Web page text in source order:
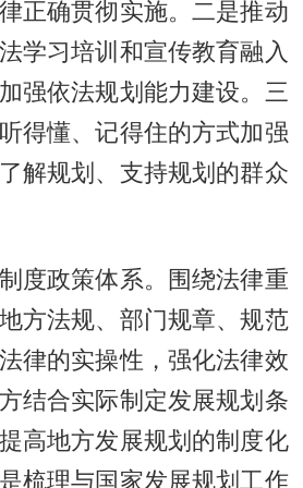
正确贯彻实施。二是推动
学习培训和宣传教育融入
强依法规划能力建设。三
得懂、记得住的方式加强
解规划、支持规划的群众
度政策体系。围绕法律重
方法规、部门规章、规范
律的实操性，强化法律效
结合实际制定发展规划条
高地方发展规划的制度化
梳理与国家发展规划工作